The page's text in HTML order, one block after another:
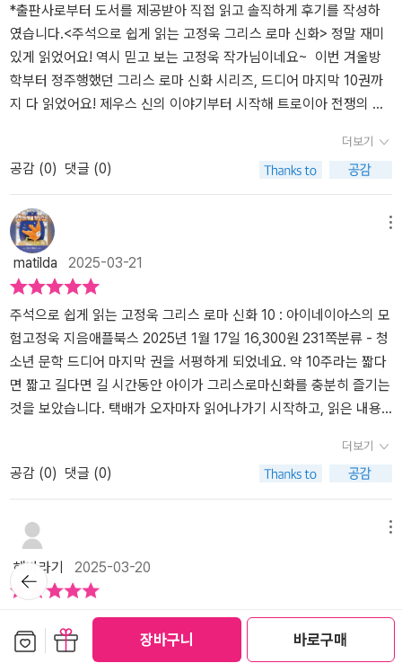
장바구니 바로구매
정한 곳은 라티누스 카립디스의 소용돌이바다괴물 스킬라키르케 마
녀자하 세계의 호수 이들의 여정의 가장 변수는 언제나 ‘신’트로이아
를 다 없애버리고자 하는 헤라와 자신의 아들인 아이네이아스를 보호
하려는 아프로디테의 개입으로 이들의 여정은 고단하고 전쟁도 길어
지기만 한다. “몇 척의 배가 남아있는가?”“일곱 척이 남아 있습니
에 도착하여 라틴 사람들과의 밀고 당기는 싸움.여인 한 명으로 시작
된 일이 이렇게 일파만파 커질 일인가? 싶지만~결국 너랑 나 둘이 싸
우자!로 결론을 내고 영웅 둘이 붙는다.이 싸움의 시작인 투르누스와
아이네이아스그런데 둘이 싸워도 신들이 나서니 급기아 제우스가 엄
명을 내린다. 신들이 빠진 둘의 싸움은 어떻게 될 것인가?#제로책방
#책리뷰 #책기록 #책추천 #독서마라토너완주 #아이와함께읽는책 #
그리스로마신화입문서 #인문학도서추천 #초등부터성인까지추천도
서 이 작품은 호메로스보다 후대의 로마 시인인 베르길리우스의 <아
이네이스>의 이야기이다. 패배한 트로이아의 장군 아이네이아스가
바다를 떠돌다 로마제국을 건국하고 시조가 되는 이야기. 아이네이아
스가 어머니 아프로디테가 건넨 방패로 싸움에 큰 도움을 받게 되는
데 그 방패에 로마의 영웅과 로마의 역사가 새겨져 있다고 나온다. 그
다. 😏이 시리즈의 마지막 권으로 책의 끝엔 에필로그로 그리스 로마
신화의 인문학적 설명이 수록되어 있다. 호메로스의 책 소개, 그리스
로마 신화의 가치, 영웅들의 이야기에서 얻을 수 있는 것, 괴물들의 상
징 등이 추가로 들어있다. 성적 묘사와 1부 1처제의 우리나라 문화에
서 이해하기 힘든 가족 관계도로 그리스 로마 신화를 읽지 못하겠다
는 의견이 있는 분들을 위해서일까? 그런 부분을 어떻게 이해하고 어
떻게 읽어야 하는지의 가이드 문구가 있어서 더 좋았던 책이다. 독서
*출판사로부터 도서를 제공받아 직접 읽고 솔직하게 후기를 작성하
였습니다.​<주석으로 쉽게 읽는 고정욱 그리스 로마 신화> 정말 재미
있게 읽었어요! 역시 믿고 보는 고정욱 작가님이네요~ ​이번 겨울방
학부터 정주행했던 그리스 로마 신화 시리즈, 드디어 마지막 10권까
지 다 읽었어요! 제우스 신의 이야기부터 시작해 트로이아 전쟁의 멸
신화 시리즈의 마지막 책, 10권에서는 트로이아 전쟁이 끝난 후의 이
야기가 펼쳐져요. 9권에서는 전쟁에서 승리한 오디세우스가 등장했
다면, 10권에서는 트로이아 전쟁에서 패한 아이네이아스가 유민들을
이끌고 새로운 나라를 찾아 떠나는 이야기가 펼쳐져요. ​ ​ 트로이아가
목마로 무너진 뒤, 아이네이아스는 살아남은 사람들을 데리고 새로운
땅을 찾아 떠나는데요. 여행 중에 카르타고의 여왕 디도와 사랑에 빠
지지만, 결국 운명 때문에 떠나야 했어요. 디도가 슬픔에 빠지는 장면
은 정말 안타깝더라구요.​여러 고난 끝에 마침내 라티누스 왕국에 도
착했지만, 그곳에서 투르누스와 전쟁이 벌어지고, 마지막 결투 장면
은 정말 손에 땀을 쥐고 읽었어요.결국 아이네이아스가 승리하면서
새로운 나라를 세우고, 로마의 뿌리가 되는 이야기가 펼쳐지는데, 역
사와 신화가 연결되는 부분이 정말 흥미로웠어요.​ <주석으로 쉽게 읽
라, 인간의 욕망과 갈등, 희망과 시련, 그리고 끊임없는 도전이 담긴
이야기예요. ​무엇보다 쉽게 읽히면서도 깊은 감동을 주는 책이라 아
이도 즐겁게 읽을 수 있었어요. ​ ​그리스 로마 신화를 어렵지 않게 풀
어내서 아이들과 부모님이 함께 읽기에 정말 좋아요. 신화 속 이야기
들이 친절한 주석과 함께 설명되어 있어서, 아이들도 쉽게 이해하고
즐길 수 있어요.​​ <주석으로 쉽게 읽는 고정욱 그리스 로마 신화> 시리
즈는 온 가족이 함께 읽기 좋은 책으로 신화를 처음 접하는 초등 중학
년 친구들부터 아주 유익하게 읽을 수 있어서 강력 추천드려요.​ ​주석
이 덧붙여져 있어 아이가 신화를 쉽고 재미있게 이해할 수 있어서, 학
습 효과도 뛰어나고 지식도 쌓을 수 있는 완벽한 도서! ​​​#도서협찬 #
더보기
공감 (0) 댓글 (0)
matilda 2025-03-21
주석으로 쉽게 읽는 고정욱 그리스 로마 신화 10 : 아이네이아스의 모
험고정욱 지음애플북스 2025년 1월 17일 16,300원 231쪽분류 - 청
소년 문학 드디어 마지막 권을 서평하게 되었네요. 약 10주라는 짧다
면 짧고 길다면 길 시간동안 아이가 그리스로마신화를 충분히 즐기는
것을 보았습니다. 택배가 오자마자 읽어나가기 시작하고, 읽은 내용
억이 싹 지워질 만큼 행복한 시간을 보냈습니다. 이 책 덕분에 아이가
그리스로마신화에 관심을 가지고, 더 나아가 좋아하게 된 것 같아요.
그럼 10권의 내용을 살펴볼까요? 10권의 아이네이아스는 한마디로
그리스에서 로마로의 전환하는 시기라고 볼 수 있어요. 그는 트로이
전쟁에서 패배했지만 생존했어요. 살아남은 후, 신들의 명령에 따라
새로운 땅을 찾아 떠납니다. 그는 이탈리아에 정착하여 로마의 기초
를 닦습니다. 아이네이아스의 모험은 여러가지 사건들로 구성되어 있
습니다. 트로이를 떠나면서 겪는 역경과 아이네이아스의 사랑이야기
가 있어요. 바로 카르타고의 여왕 디도와 사랑을 하게 되지만 비극적
인 결말을 맞습니다. 아이네이아스의 모험은 책을 통해 자세히 읽어
더보기
공감 (0) 댓글 (0)
해바라기 2025-03-20
트로이아의 목마로 인해 패전국이 된 트로이아.승전국이 있으면 패전
국이 있듯 승전국의 오디세우스의 고초만큼 패전국의 아이네이아스
또한 트로이아의새로운 땅을 찾아 무수히 많은 고초를 겪게 되는데
뒤로가
기